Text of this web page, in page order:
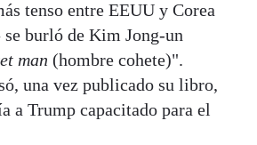
tenso entre EEUU y Corea
burló de Kim Jong-un
man (hombre cohete)".
una vez publicado su libro,
a Trump capacitado para el